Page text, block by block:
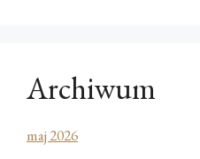
Archiwum
maj 2026